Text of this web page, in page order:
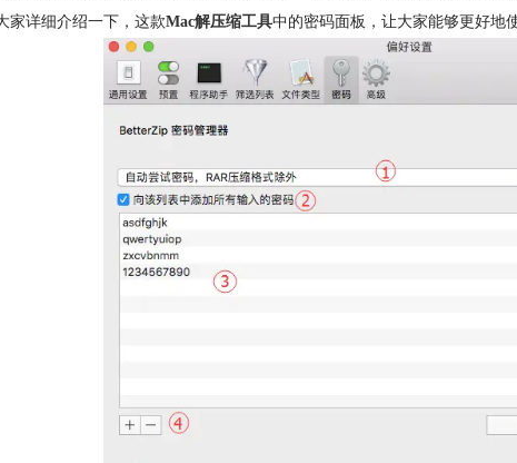
家详细介绍一下，这款Mac解压缩工具中的密码面板，让大家能够更好地